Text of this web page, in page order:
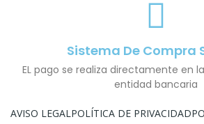
Sistema De Compra
EL pago se realiza directamente en
entidad bancaria
AVISO LEGALPOLÍTICA DE PRIVACIDAD